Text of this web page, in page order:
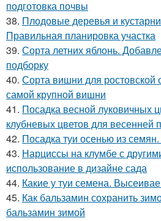
подготовка почвы
38. Плодовые деревья и
Правильная планировка участка
39. Сорта летних яблонь.
подборку
40. Сорта вишни для ростовской
самой крупной вишни
41. Посадка весной луковичных
клубневых цветов для весенней
42. Посадка туи осенью из
43. Нарциссы на клумбе с
использование в дизайне сада
44. Какие у туи семена.
45. Как бальзамин сохранить
бальзамин зимой